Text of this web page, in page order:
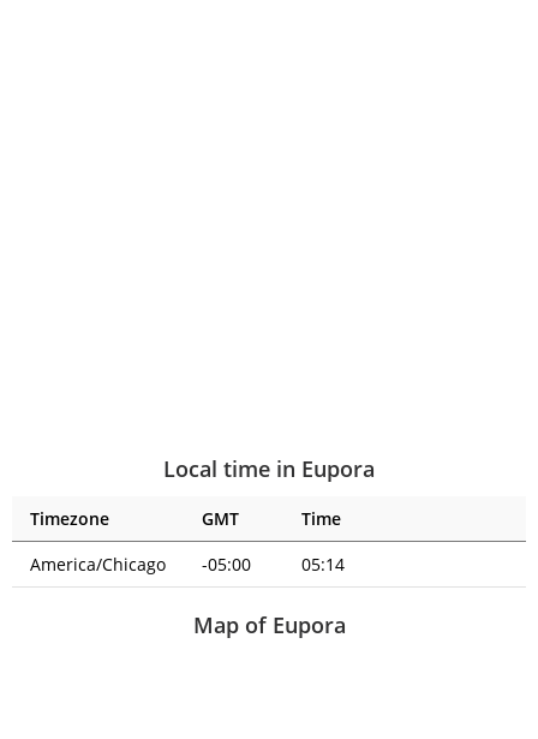
Local time in Eupora
Timezone GMT
Time
America/Chicago
-05:00 05:14
Map of Eupora